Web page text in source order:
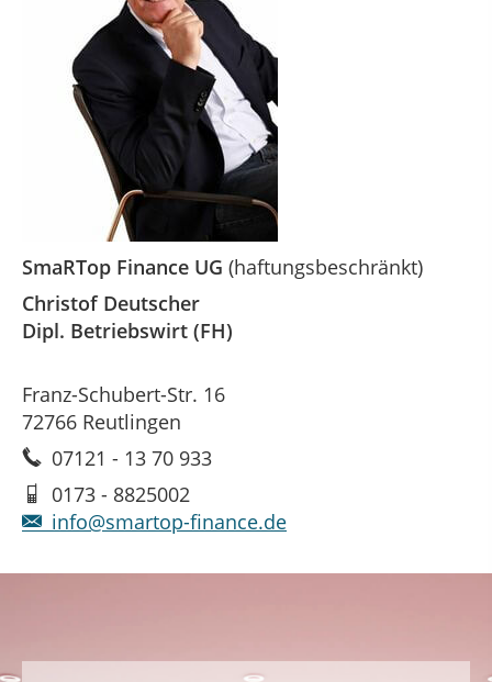
SmaRTop Finance UG (haftungsbeschränkt)
Christof Deutscher
Dipl. Betriebswirt (FH)
Franz-Schubert-Str. 16
72766 Reutlingen
07121 - 13 70 933
0173 - 8825002
info@smartop-finance.de